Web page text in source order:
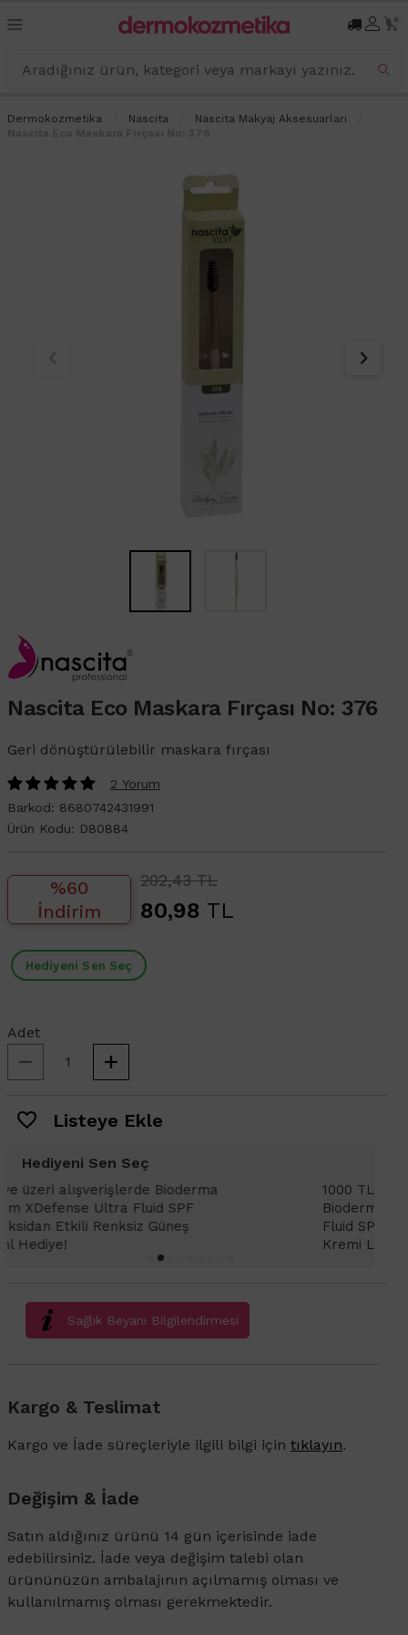
0
Dermokozmetika Nascita
Nascita Makyaj Aksesuarları
Nascita Eco Maskara Fırçası No: 376
Geri dönüştürülebilir maskara fırçası
2 Yorum
Barkod: 8680742431991
Ürün Kodu: D80884
%60
İndirim
202,43 TL
80,98 TL
Hediyeni Sen Seç
Adet
Listeye Ekle
Hediyeni Sen Seç
1000 TL ve üzeri alışverişlerinizde
Bioderma Photoderm XDefense Ultra
Fluid SPF 50+ Antioksidan Renkli Güneş
Kremi Light 2ml hediye!
Sağlık Beyanı Bilgilendirmesi
Kargo & Teslimat
Kargo ve İade süreçleriyle ilgili bilgi için tıklayın.
Değişim & İade
Satın aldığınız ürünü 14 gün içerisinde iade
edebilirsiniz. İade veya değişim talebi olan
ürününüzün ambalajının açılmamış olması ve
kullanılmamış olması gerekmektedir.